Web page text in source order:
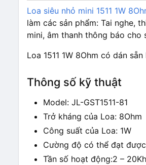
Loa siêu nhỏ mini 1511 1W
làm các sản phẩm: Tai nghe,
mini, âm thanh thông báo cho
Loa 1511 1W 8Ohm có dán
Thông số kỹ thuật
Model: JL-GST1511-81
Trở kháng của Loa: 8Ohm
Công suất của Loa: 1W
Cường độ có thể đạt
Tần số hoạt động:2 –